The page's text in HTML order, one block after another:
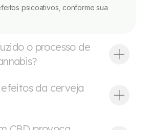
psicoativos, conforme sua
o processo de
efeitos da cerveja